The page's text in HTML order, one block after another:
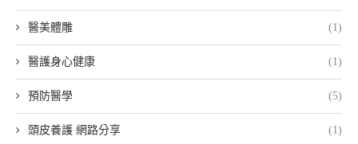
醫美體雕 (1)
醫護身心健康 (1)
預防醫學 (5)
頭皮養護 網路分享 (1)